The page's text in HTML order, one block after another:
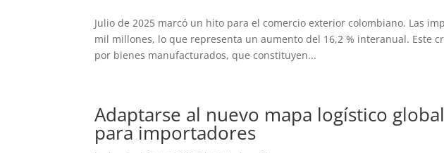
Julio de 2025 marcó un hito para el comercio exterior colombiano. Las
mil millones, lo que representa un aumento del 16,2 % interanual. Este
por bienes manufacturados, que constituyen...
Adaptarse al nuevo mapa logístico
para importadores